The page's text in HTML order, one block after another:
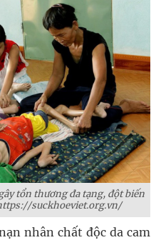
tổn thương đa tạng, đột biến
suckhoeviet.org.vn/
nhân chất độc da cam